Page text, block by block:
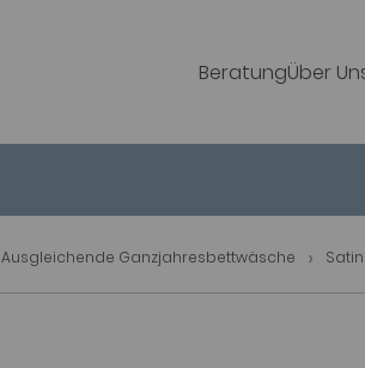
BeratungÜber
Ausgleichende Ganzjahresbettwäsche